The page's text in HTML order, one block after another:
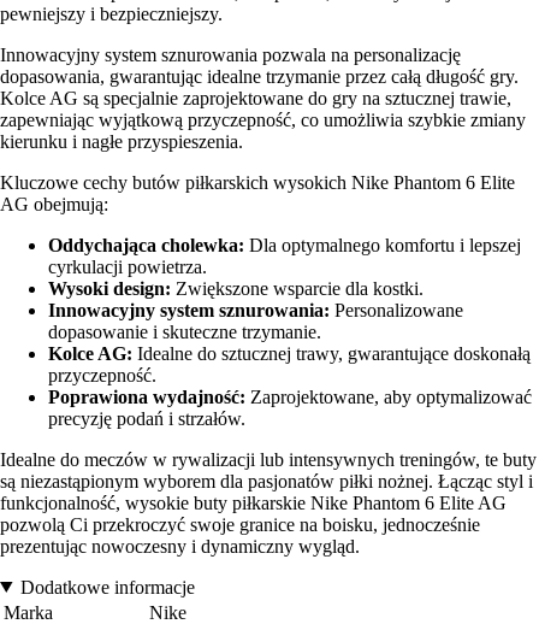
pewniejszy i bezpieczniejszy.
Innowacyjny system sznurowania pozwala na personalizację
dopasowania, gwarantując idealne trzymanie przez całą długość gry.
Kolce AG są specjalnie zaprojektowane do gry na sztucznej trawie,
zapewniając wyjątkową przyczepność, co umożliwia szybkie zmiany
kierunku i nagłe przyspieszenia.
Kluczowe cechy butów piłkarskich wysokich Nike Phantom 6 Elite
AG obejmują:
Oddychająca cholewka: Dla optymalnego komfortu i lepszej
cyrkulacji powietrza.
Wysoki design: Zwiększone wsparcie dla kostki.
Innowacyjny system sznurowania: Personalizowane
dopasowanie i skuteczne trzymanie.
Kolce AG: Idealne do sztucznej trawy, gwarantujące doskonałą
przyczepność.
Poprawiona wydajność: Zaprojektowane, aby optymalizować
precyzję podań i strzałów.
Idealne do meczów w rywalizacji lub intensywnych treningów, te buty
są niezastąpionym wyborem dla pasjonatów piłki nożnej. Łącząc styl i
funkcjonalność, wysokie buty piłkarskie Nike Phantom 6 Elite AG
pozwolą Ci przekroczyć swoje granice na boisku, jednocześnie
prezentując nowoczesny i dynamiczny wygląd.
Dodatkowe informacje
Marka
Nike